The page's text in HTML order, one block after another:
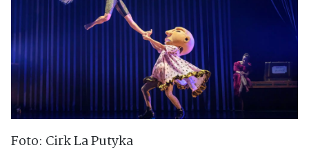
Foto: Cirk La Putyka